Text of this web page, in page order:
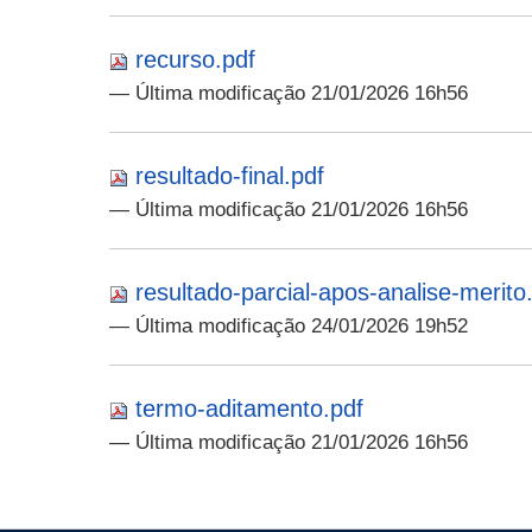
recurso.pdf
— Última modificação 21/01/2026 16h56
resultado-final.pdf
— Última modificação 21/01/2026 16h56
resultado-parcial-apos-analise-
— Última modificação 24/01/2026 19h52
termo-aditamento.pdf
— Última modificação 21/01/2026 16h56